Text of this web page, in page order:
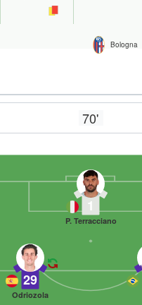
Bologna
70'
1
P. Terracciano
29
Odriozola